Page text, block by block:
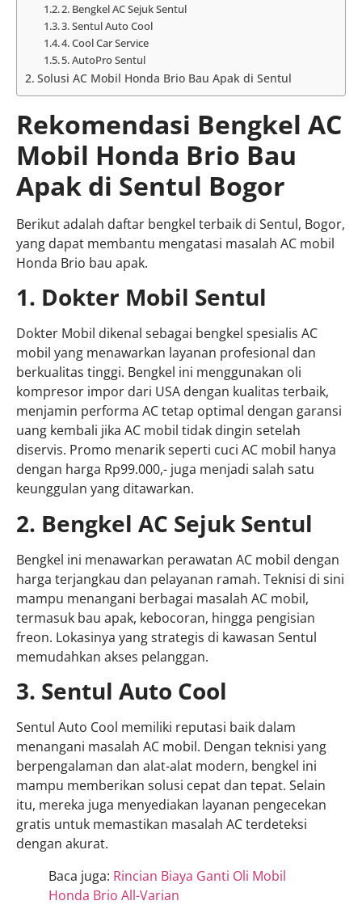
2. Bengkel AC Sejuk Sentul
3. Sentul Auto Cool
4. Cool Car Service
5. AutoPro Sentul
Solusi AC Mobil Honda Brio Bau Apak di Sentul
Rekomendasi Bengkel AC
Mobil Honda Brio Bau
Apak di Sentul Bogor
Berikut adalah daftar bengkel terbaik di Sentul, Bogor,
yang dapat membantu mengatasi masalah AC mobil
Honda Brio bau apak.
1. Dokter Mobil Sentul
Dokter Mobil dikenal sebagai bengkel spesialis AC
mobil yang menawarkan layanan profesional dan
berkualitas tinggi. Bengkel ini menggunakan oli
kompresor impor dari USA dengan kualitas terbaik,
menjamin performa AC tetap optimal dengan garansi
uang kembali jika AC mobil tidak dingin setelah
diservis. Promo menarik seperti cuci AC mobil hanya
dengan harga Rp99.000,- juga menjadi salah satu
keunggulan yang ditawarkan.
2. Bengkel AC Sejuk Sentul
Bengkel ini menawarkan perawatan AC mobil dengan
harga terjangkau dan pelayanan ramah. Teknisi di sini
mampu menangani berbagai masalah AC mobil,
termasuk bau apak, kebocoran, hingga pengisian
freon. Lokasinya yang strategis di kawasan Sentul
memudahkan akses pelanggan.
3. Sentul Auto Cool
Sentul Auto Cool memiliki reputasi baik dalam
menangani masalah AC mobil. Dengan teknisi yang
berpengalaman dan alat-alat modern, bengkel ini
mampu memberikan solusi cepat dan tepat. Selain
itu, mereka juga menyediakan layanan pengecekan
gratis untuk memastikan masalah AC terdeteksi
dengan akurat.
Baca juga: Rincian Biaya Ganti Oli Mobil
Honda Brio All-Varian